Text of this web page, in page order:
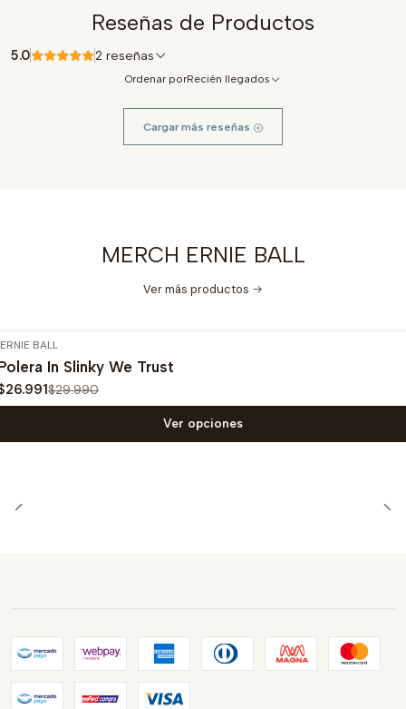
Reseñas de Productos
5.0 2 reseñas
Ordenar porRecién llegados
Cargar más reseñas
MERCH ERNIE BALL
Ver más productos
ERNIE BALL
In Slinky We Trust
$29.990
Ver opciones